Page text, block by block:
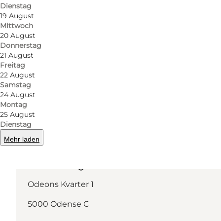
Dienstag
19 August
Mittwoch
20 August
Donnerstag
21 August
Freitag
22 August
Samstag
24 August
Montag
25 August
Dienstag
Mehr laden
Mehr erfahren
Odeons Kvarter 1
5000 Odense C